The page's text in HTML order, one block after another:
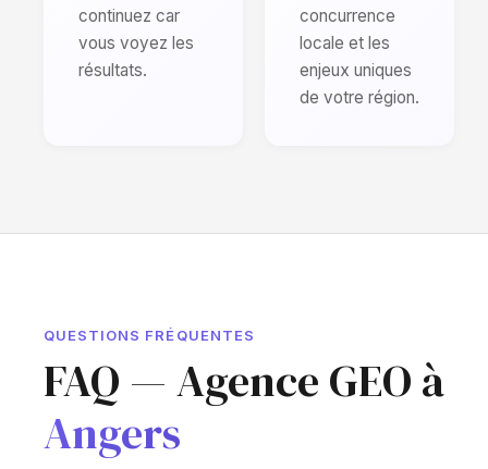
continuez car
vous voyez les
résultats.
concurrence
locale et les
enjeux uniques
de votre région.
QUESTIONS FRÉQUENTES
FAQ — Agence GEO à
Angers